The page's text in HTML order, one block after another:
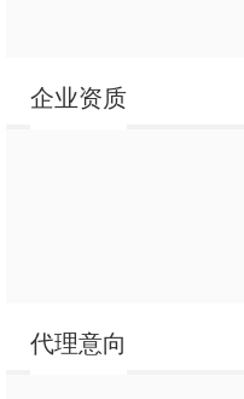
企业资质
代理意向